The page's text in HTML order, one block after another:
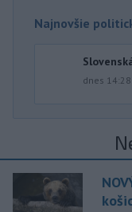
Najnovšie
dnes 14:28